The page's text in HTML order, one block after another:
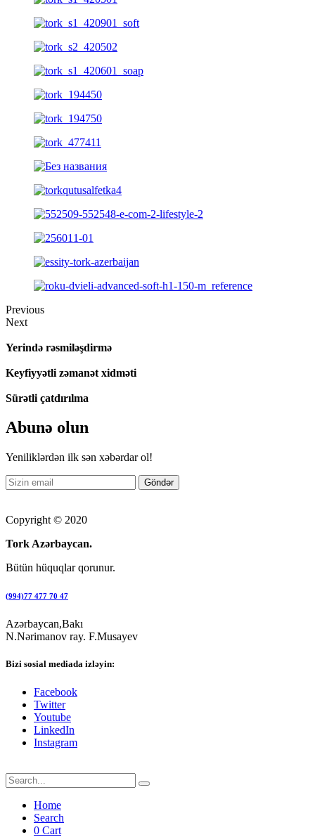
Previous
Next
Yerində rəsmiləşdirmə
Keyfiyyətli zəmanət xidməti
Sürətli çatdırılma
Abunə olun
Yeniliklərdən ilk sən xəbərdar ol!
Copyright © 2020
Tork Azərbaycan.
Bütün hüquqlar qorunur.
(994)77 477 70 47
Azərbaycan,Bakı
N.Nərimanov ray. F.Musayev
Bizi sosial mediada izləyin:
Facebook
Twitter
Youtube
LinkedIn
Instagram
Home
Search
0 Cart